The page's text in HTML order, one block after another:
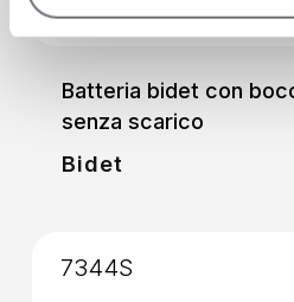
Batteria bidet con
senza scarico
Bidet
7344S